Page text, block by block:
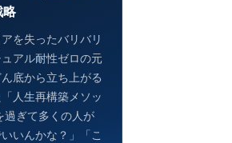
略
を失ったバリバリ
アル耐性ゼロの元
底から立ち上がる
人生再構築メソッ
過ぎて多くの人が
いんかな？」「こ